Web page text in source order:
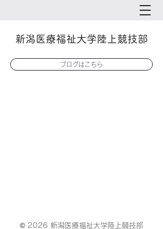
新潟医療福祉大学陸上競技部
ブログはこちら
© 2026 新潟医療福祉大学陸上競技部